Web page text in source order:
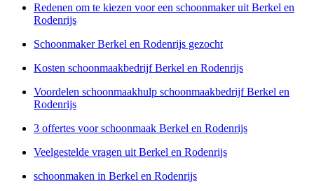
Redenen om te kiezen voor een schoonmaker uit Berkel en
Rodenrijs
Schoonmaker Berkel en Rodenrijs gezocht
Kosten schoonmaakbedrijf Berkel en Rodenrijs
Voordelen schoonmaakhulp schoonmaakbedrijf Berkel en
Rodenrijs
3 offertes voor schoonmaak Berkel en Rodenrijs
Veelgestelde vragen uit Berkel en Rodenrijs
schoonmaken in Berkel en Rodenrijs